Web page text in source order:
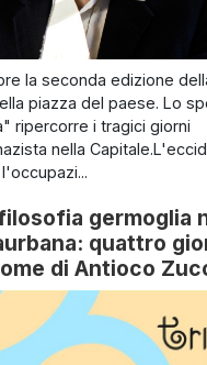
la seconda edizione
piazza del paese. Lo
ripercorre i tragici giorni
nella
germoglia
quattro
di Antioco